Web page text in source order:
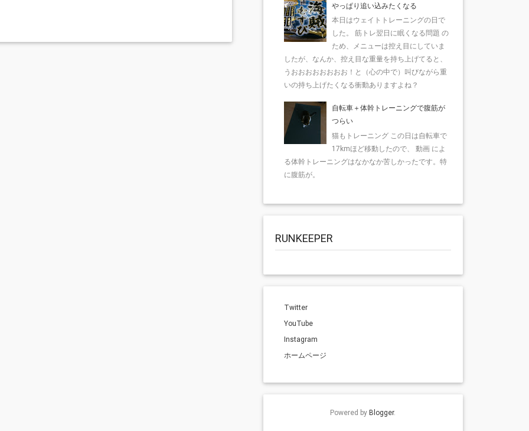
やっぱり追い込みたくなる
本日はウェイトトレーニングの日で
した。 筋トレ翌日に眠くなる問題 の
ため、メニューは控え目にしていま
したが、なんか、控え目な重量を持ち上げてると、
うおおおおおおおお！と（心の中で）叫びながら重
いの持ち上げたくなる衝動ありますよね？
自転車＋体幹トレーニングで腹筋が
つらい
猫もトレーニング この日は自転車で
17kmほど移動したので、 動画 によ
る体幹トレーニングはなかなか苦しかったです。特
に腹筋が。
RUNKEEPER
Twitter
YouTube
Instagram
ホームページ
Powered byBlogger.